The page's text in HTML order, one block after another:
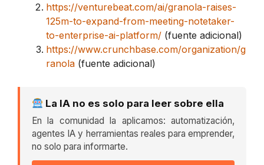
https://venturebeat.com/ai/granola-raises-
125m-to-expand-from-meeting-notetaker-
to-enterprise-ai-platform/ (fuente adicional)
https://www.crunchbase.com/organization/g
ranola (fuente adicional)
La IA no es solo para leer sobre ella
En la comunidad la aplicamos: automatización,
agentes IA y herramientas reales para emprender,
no solo para informarte.